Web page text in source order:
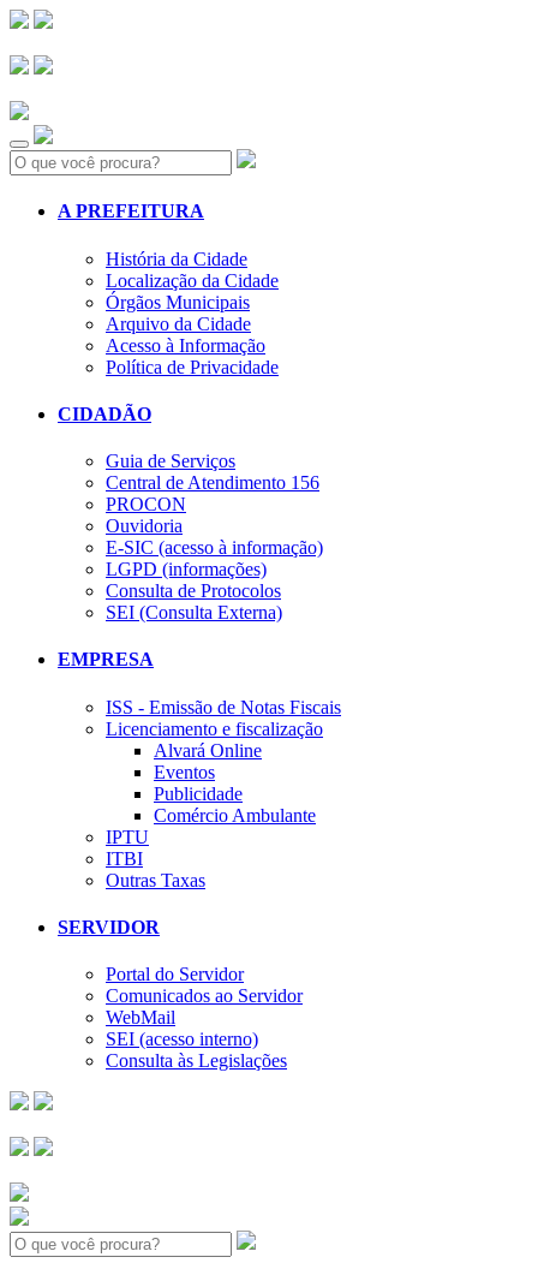
Search:
A PREFEITURA
História da Cidade
Localização da Cidade
Órgãos Municipais
Arquivo da Cidade
Acesso à Informação
Política de Privacidade
CIDADÃO
Guia de Serviços
Central de Atendimento 156
PROCON
Ouvidoria
E-SIC (acesso à informação)
LGPD (informações)
Consulta de Protocolos
SEI (Consulta Externa)
EMPRESA
ISS - Emissão de Notas Fiscais
Licenciamento e fiscalização
Alvará Online
Eventos
Publicidade
Comércio Ambulante
IPTU
ITBI
Outras Taxas
SERVIDOR
Portal do Servidor
Comunicados ao Servidor
WebMail
SEI (acesso interno)
Consulta às Legislações
Search: